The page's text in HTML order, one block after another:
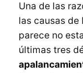
Una de las
las causas
parece no
últimas tres